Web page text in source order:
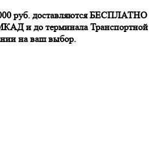
руб. доставляются БЕСПЛАТНО
и до терминала Транспортной
на ваш выбор.